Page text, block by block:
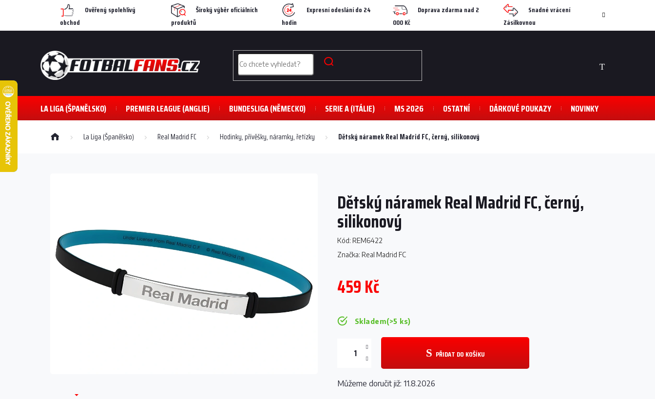
Ověřený spolehlivý
obchod
Široký výběr oficiálních
produktů
Expresní odeslání do 24
hodin
Doprava zdarma nad 2
000 Kč
Snadné vrácení
Zásilkovnou
NÁKUPNÍ
LA LIGA (ŠPANĚLSKO) PREMIER LEAGUE (ANGLIE) BUNDESLIGA (NĚMECKO) SERIE A (ITÁLIE) MS 2026 OSTATNÍ DÁRKOVÉ POUKAZY NOVINKY
Domů La Liga (Španělsko) Real Madrid FC Hodinky, přívěšky, náramky, řetízky Dětský náramek Real Madrid FC, černý, silikonový
Dětský náramek Real Madrid FC, černý,
silikonový
Kód: REM6422
Značka: Real Madrid FC
459 Kč
Skladem(>5 ks)
PŘIDAT DO KOŠÍKU
Můžeme doručit již: 11.8.2026